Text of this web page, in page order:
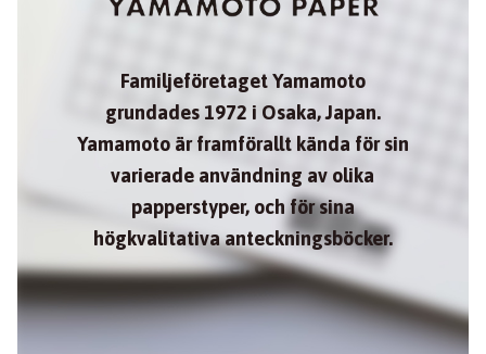
Familjeföretaget Yamamoto
grundades 1972 i Osaka, Japan.
Yamamoto är framförallt kända för sin
varierade användning av olika
papperstyper, och för sina
högkvalitativa anteckningsböcker.